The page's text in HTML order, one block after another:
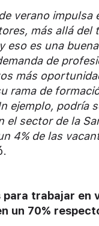
verano impulsa
más allá del
eso es una
de
más
rama de
ejemplo, podría
el sector de la
4% de las
para trabajar en
un 70%